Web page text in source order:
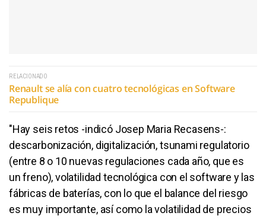
RELACIONADO
Renault se alía con cuatro tecnológicas en Software
Republique
"Hay seis retos -indicó Josep Maria Recasens-:
descarbonización, digitalización, tsunami regulatorio
(entre 8 o 10 nuevas regulaciones cada año, que es
un freno), volatilidad tecnológica con el software y las
fábricas de baterías, con lo que el balance del riesgo
es muy importante, así como la volatilidad de precios